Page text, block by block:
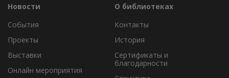
Новости
События
Проекты
Выставки
Онлайн мероприятия
О библиотеках
Контакты
История
Сертификаты и
благодарности